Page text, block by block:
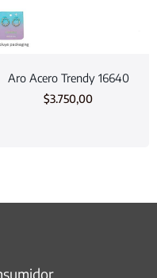
Aro Acero Trendy 16640
$3.750,00